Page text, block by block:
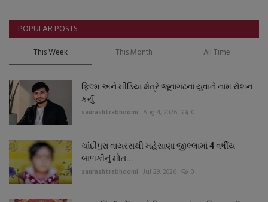
POPULAR POSTS
This Week This Month All Time
ફિલ્મ અને મીડિયા ક્ષેત્રે જૂનાગઢનાં યુવાને નામ રોશન
કર્યું
saurashtrabhoomi Aug 4, 2026 0
ચાંદીપુરા વાયરસથી મહેસાણા જીલ્લામાં 4 વર્ષીય
બાળકીનું મોત...
saurashtrabhoomi Jul 29, 2026 0